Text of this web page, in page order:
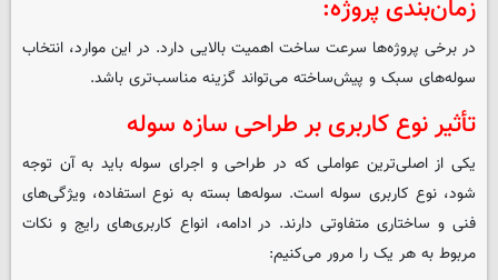
زمان‌بندی پروژه:
در برخی پروژه‌ها سرعت ساخت اهمیت بالایی دارد. در این موارد، انتخاب
سوله‌های سبک و پیش‌ساخته می‌تواند گزینه مناسب‌تری باشد.
تأثیر نوع کاربری بر طراحی سازه سوله
یکی از اصلی‌ترین عواملی که در طراحی و اجرای سوله باید به آن توجه
شود، نوع کاربری سوله است. سوله‌ها بسته به نوع استفاده، ویژگی‌های
فنی و ساختاری متفاوتی دارند. در ادامه، انواع کاربری‌های رایج و نکات
مربوط به هر یک را مرور می‌کنیم: